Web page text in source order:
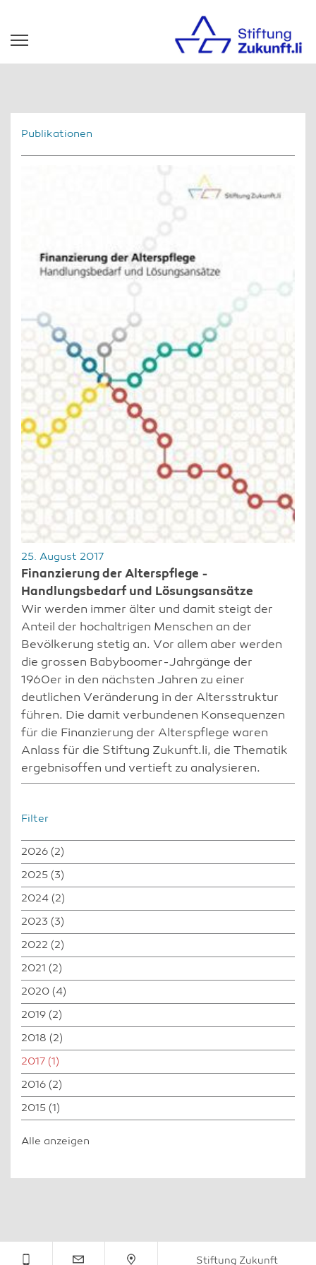
Publikationen
25. August 2017
Finanzierung der Alterspflege -
Handlungsbedarf und Lösungsansätze
Wir werden immer älter und damit steigt der
Anteil der hochaltrigen Menschen an der
Bevölkerung stetig an. Vor allem aber werden
die grossen Babyboomer-Jahrgänge der
1960er in den nächsten Jahren zu einer
deutlichen Veränderung in der Altersstruktur
führen. Die damit verbundenen Konsequenzen
für die Finanzierung der Alterspflege waren
Anlass für die Stiftung Zukunft.li, die Thematik
ergebnisoffen und vertieft zu analysieren.
Filter
2026 (2)
2025 (3)
2024 (2)
2023 (3)
2022 (2)
2021 (2)
2020 (4)
2019 (2)
2018 (2)
2017 (1)
2016 (2)
2015 (1)
Alle anzeigen
Stiftung Zukunft